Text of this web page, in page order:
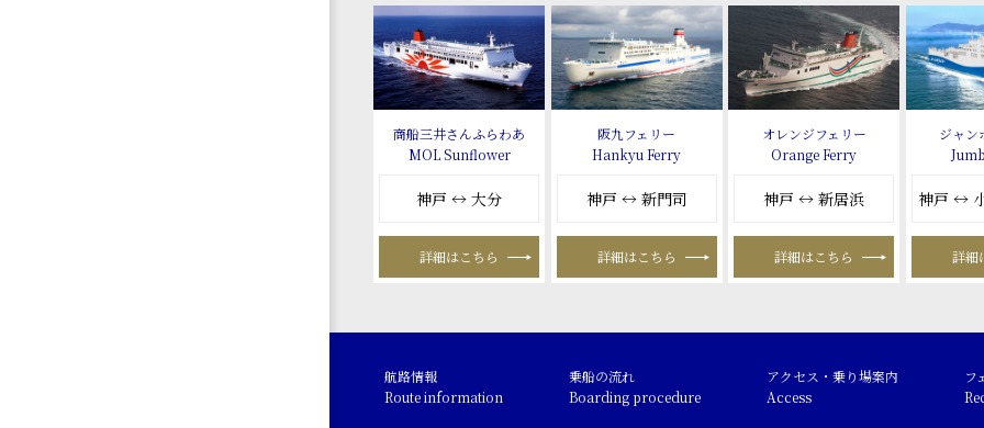
商船三井さんふらわあ
MOL Sunflower
神戸 ↔ 大分
詳細はこちら
阪九フェリー
Hankyu Ferry
神戸 ↔ 新門司
詳細はこちら
オレンジフェリー
Orange Ferry
神戸 ↔ 新居浜
詳細はこちら
ジャン
神戸 ↔
詳細
航路情報
Route information
乗船の流れ
Boarding procedure
アクセス・乗り場案内
Access
フ